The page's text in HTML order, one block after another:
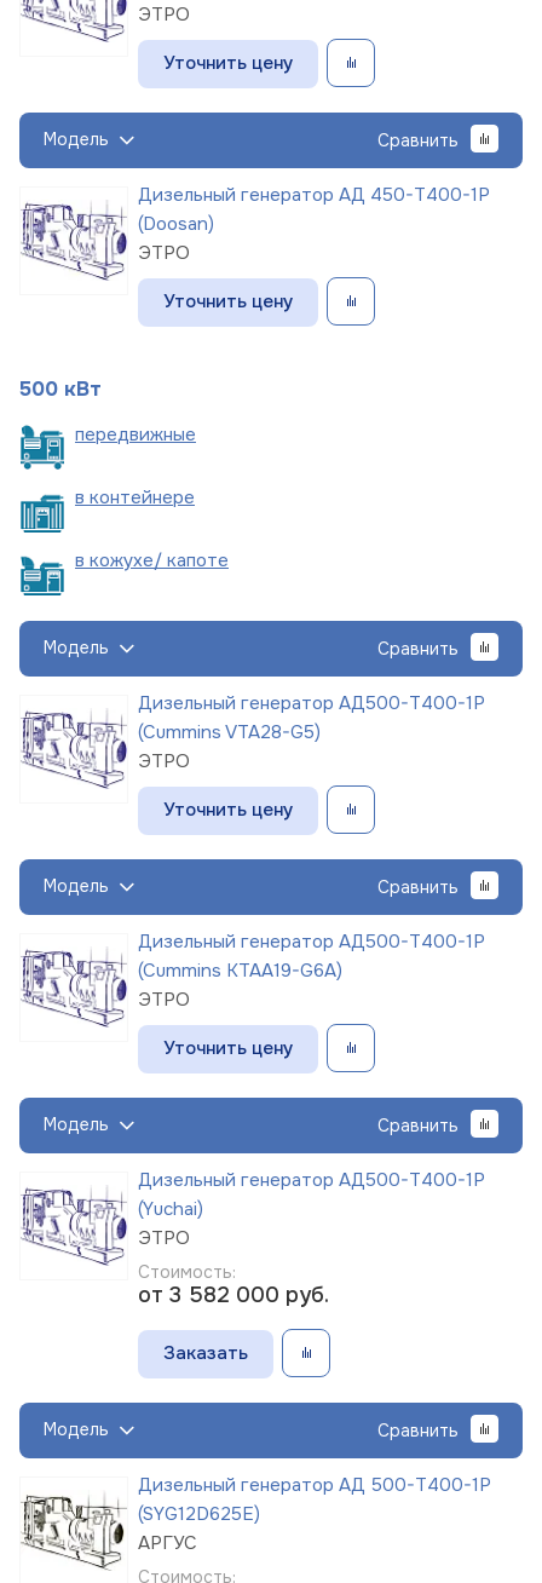
ЭТРО
Уточнить цену
Модель Сравнить
Дизельный генератор АД 450-Т400-1Р
(Doosan)
ЭТРО
Уточнить цену
500 кВт
передвижные
в контейнере
в кожухе/ капоте
Модель Сравнить
Дизельный генератор АД500-Т400-1Р
(Cummins VTA28-G5)
ЭТРО
Уточнить цену
Модель Сравнить
Дизельный генератор АД500-Т400-1Р
(Cummins KTAA19-G6A)
ЭТРО
Уточнить цену
Модель Сравнить
Дизельный генератор АД500-Т400-1Р
(Yuchai)
ЭТРО
Стоимость:
от 3 582 000 руб.
Заказать
Модель Сравнить
Дизельный генератор АД 500-Т400-1Р
(SYG12D625E)
АРГУС
Стоимость: